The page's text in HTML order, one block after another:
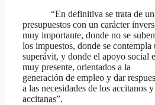
“En definitiva se trata de
presupuestos con un carácter
muy importante, donde no se suben
los impuestos, donde se contempla
superávit, y donde el apoyo social
muy presente, orientados a la
generación de empleo y dar
a las necesidades de los accitanos y
accitanas”.